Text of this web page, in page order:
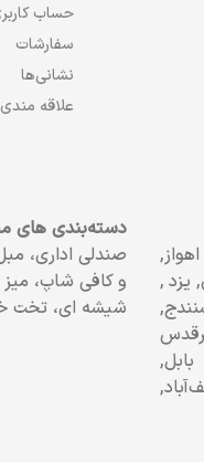
حساب
سفارشات
نشانی‌ها
علاقه
یزد,
دسته‌بندی های
صندلی اداری،
و کافی شاپ، میز
شیشه ای، تخت